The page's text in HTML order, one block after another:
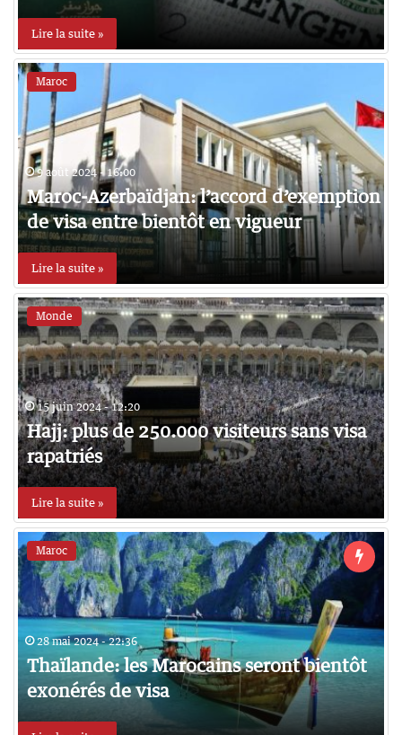
Lire la suite »
Maroc
9 août 2024 - 16:00
Maroc-Azerbaïdjan: l’accord d’exemption
de visa entre bientôt en vigueur
Lire la suite »
Monde
15 juin 2024 - 12:20
Hajj: plus de 250.000 visiteurs sans visa
rapatriés
Lire la suite »
Maroc
28 mai 2024 - 22:36
Thaïlande: les Marocains seront bientôt
exonérés de visa